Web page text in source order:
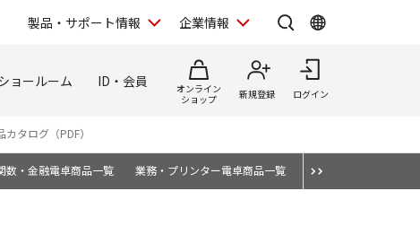
製品・サポート情報 企業情報
ョールーム ID・会員
オンライン
ショップ
新規登録 ログイン
カタログ（PDF）
数・金融電卓商品一覧 業務・プリンター電卓商品一覧 消耗品・オプション